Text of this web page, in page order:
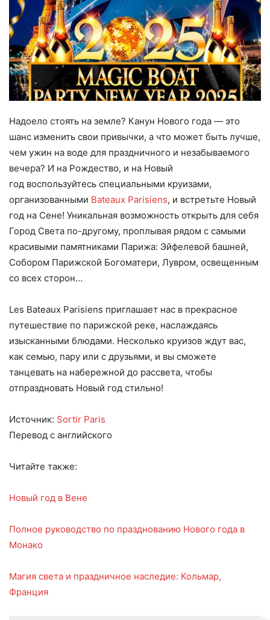
Надоело стоять на земле? Канун Нового года — это
шанс изменить свои привычки, а что может быть лучше,
чем ужин на воде для праздничного и незабываемого
вечера? И на Рождество, и на Новый
год воспользуйтесь специальными круизами,
организованными Bateaux Parisiens, и встретьте Новый
год на Сене! Уникальная возможность открыть для себя
Город Света по-другому, проплывая рядом с самыми
красивыми памятниками Парижа: Эйфелевой башней,
Собором Парижской Богоматери, Лувром, освещенным
со всех сторон…
Les Bateaux Parisiens приглашает нас в прекрасное
путешествие по парижской реке, наслаждаясь
изысканными блюдами. Несколько круизов ждут вас,
как семью, пару или с друзьями, и вы сможете
танцевать на набережной до рассвета, чтобы
отпраздновать Новый год стильно!
Источник: Sortir Paris
Перевод с английского
Читайте также:
Новый год в Вене
Полное руководство по празднованию Нового года в
Монако
Магия света и праздничное наследие: Кольмар,
Франция